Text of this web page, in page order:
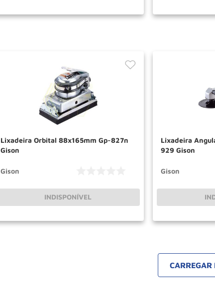
Lixadeira Orbital 88x165mm Gp-827n
Gison
Gison
INDISPONÍVEL
Lixadeira
929 Gison
Gison